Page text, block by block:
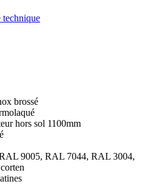
technique
brossé
hors sol 1100mm
9005, RAL 7044, RAL 3004,